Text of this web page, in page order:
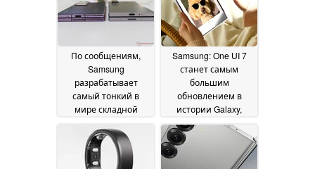
По сообщениям,
Samsung
разрабатывает
самый тонкий в
мире складной
смартфон
Samsung: One UI 7
станет самым
большим
обновлением в
истории Galaxy,
согласно утечке,
функции One UI 6.1.1
появятся на этих
телефонах
17 July 2024